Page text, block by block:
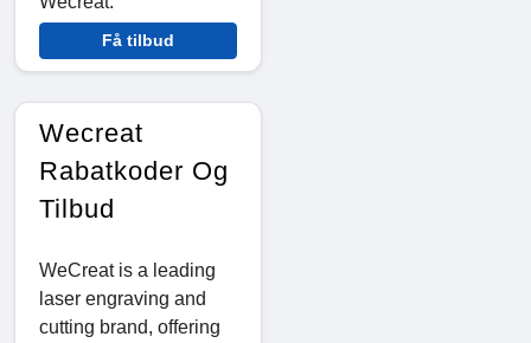
Få tilbud
Wecreat
Rabatkoder Og
Tilbud
WeCreat is a leading
laser engraving and
cutting brand, offering